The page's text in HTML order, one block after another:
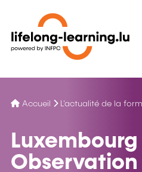
Accueil L'actualité de la
Luxembourg
Observation